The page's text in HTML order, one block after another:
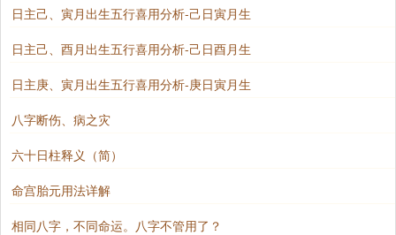
虽然出生日与时相同，但因年柱与月柱不同，整体八
字格局也会产生显著变化。例如：
戊），木土相战，需看是否有火通关。丑中癸水可润
土，辛金可泄秀，若组合得当，反成贵格。
丙午年出生者：火旺生土，土势更炽，若无水制或金
大运与流年提示
日主己、寅月出生五行喜用分析-己日寅月生
日主己、酉月出生五行喜用分析-己日酉月生
日主庚、寅月出生五行喜用分析-庚日寅月生
八字断伤、病之灾
六十日柱释义（简）
命宫胎元用法详解
相同八字，不同命运。八字不管用了？